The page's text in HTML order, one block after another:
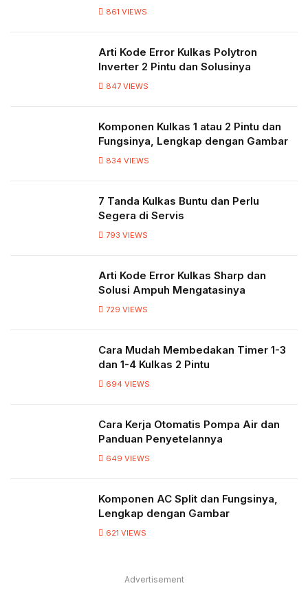
861 VIEWS
Arti Kode Error Kulkas Polytron
Inverter 2 Pintu dan Solusinya
847 VIEWS
Komponen Kulkas 1 atau 2 Pintu dan
Fungsinya, Lengkap dengan Gambar
834 VIEWS
7 Tanda Kulkas Buntu dan Perlu
Segera di Servis
793 VIEWS
Arti Kode Error Kulkas Sharp dan
Solusi Ampuh Mengatasinya
729 VIEWS
Cara Mudah Membedakan Timer 1-3
dan 1-4 Kulkas 2 Pintu
694 VIEWS
Cara Kerja Otomatis Pompa Air dan
Panduan Penyetelannya
649 VIEWS
Komponen AC Split dan Fungsinya,
Lengkap dengan Gambar
621 VIEWS
Advertisement